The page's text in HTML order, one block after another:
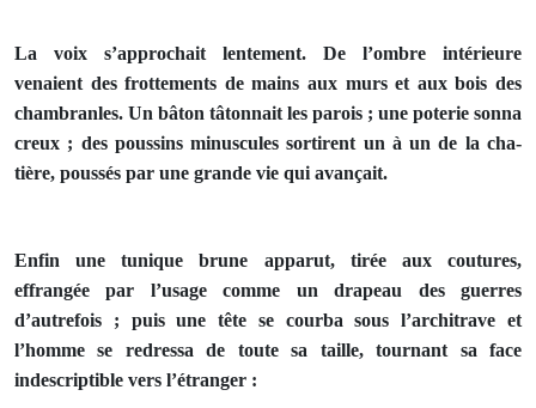
La voix s’approchait lentement. De l’ombre intérieure
venaient des frottements de mains aux murs et aux bois des
chambranles. Un bâton tâtonnait les parois ; une poterie sonna
creux ; des poussins minuscules sortirent un à un de la cha­
tière, poussés par une grande vie qui avançait.
Enfin une tunique brune apparut, tirée aux coutures,
effrangée par l’usage comme un drapeau des guerres
d’autrefois ; puis une tête se courba sous l’architrave et
l’homme se redressa de toute sa taille, tournant sa face
indescriptible vers l’étranger :